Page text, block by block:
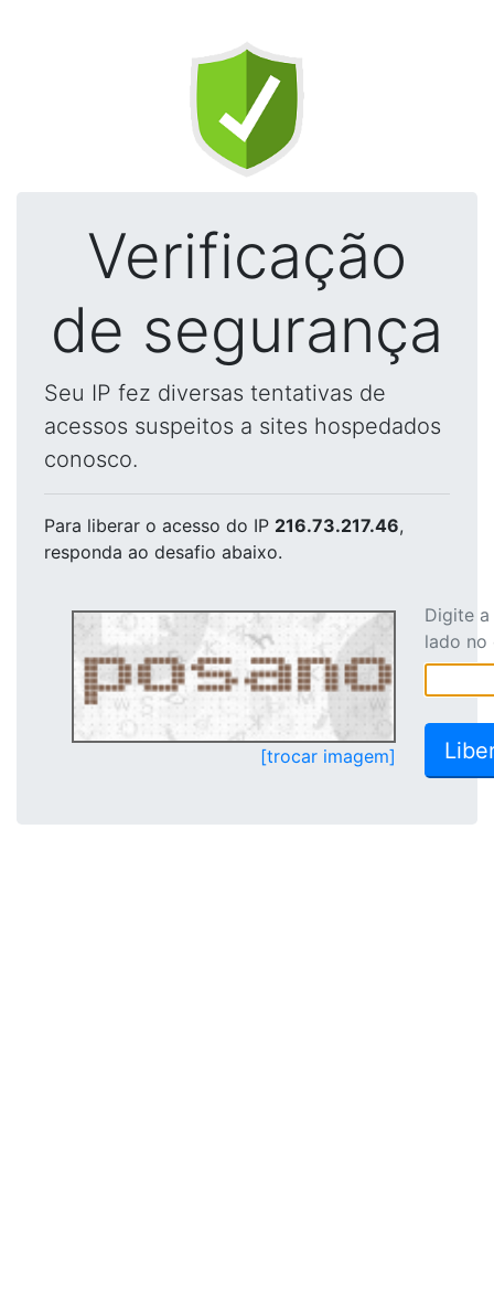
Verificação
de segurança
Seu IP fez diversas tentativas de
acessos suspeitos a sites hospedados
conosco.
Para liberar o acesso do IP 216.73.217.46,
responda ao desafio abaixo.
[trocar imagem]
Digite
lado no